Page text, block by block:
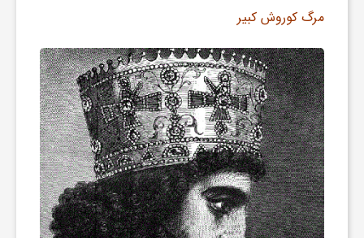
مرگ کوروش کبیر